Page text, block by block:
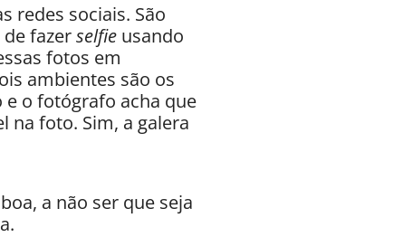
redes sociais. São
fazerselfie usando
fotos em
ambientes são os
o fotógrafo acha que
na foto. Sim, a galera
a não ser que seja